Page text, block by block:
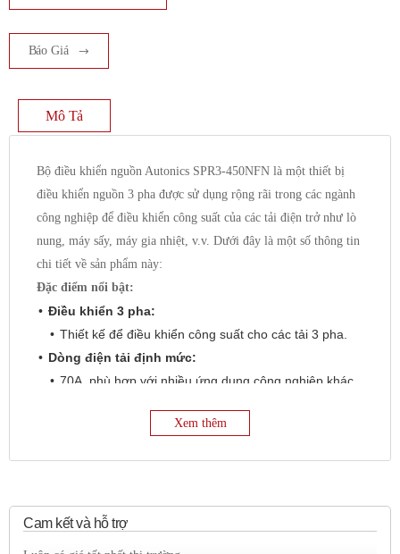
Báo Giá
Mô Tả
Bộ điều khiển nguồn Autonics SPR3-450NFN là một thiết bị
điều khiển nguồn 3 pha được sử dụng rộng rãi trong các ngành
công nghiệp để điều khiển công suất của các tải điện trở như lò
nung, máy sấy, máy gia nhiệt, v.v. Dưới đây là một số thông tin
chi tiết về sản phẩm này:
Đặc điểm nổi bật:
Điều khiển 3 pha:
Thiết kế để điều khiển công suất cho các tải 3 pha.
Dòng điện tải định mức:
70A, phù hợp với nhiều ứng dụng công nghiệp khác
Điện áp tải định mức:
Hỗ trợ nhiều loại ngõ vào điều khiển như 4-20mA, 1-
Xem thêm
Cam kết và hỗ trợ